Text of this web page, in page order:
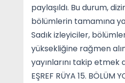
paylaşıldı. Bu durum,
bölümlerin tamamına
Sadık izleyiciler,
yüksekliğine rağmen
yayınlarını takip etmek
EŞREF RÜYA 15. BÖLÜM